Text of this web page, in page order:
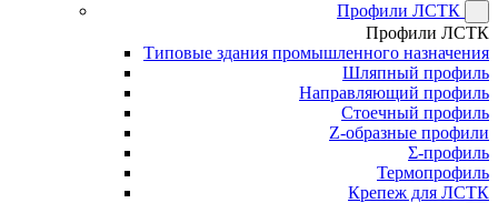
Профили ЛСТК
Профили ЛСТК
Типовые здания промышленного назначения
Шляпный профиль
Направляющий профиль
Стоечный профиль
Z-образные профили
Σ-профиль
Термопрофиль
Крепеж для ЛСТК